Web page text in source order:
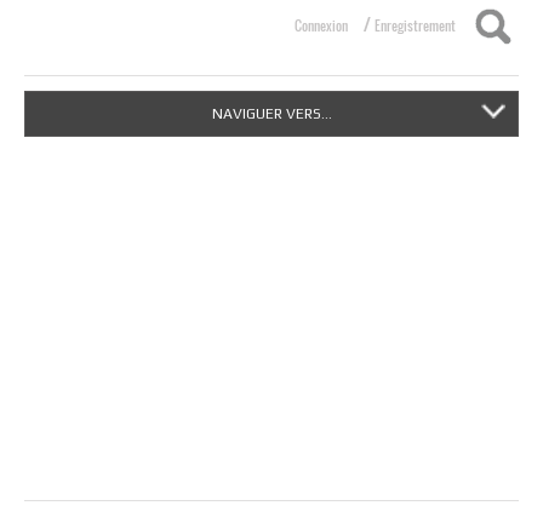
Connexion / Enregistrement
NAVIGUER VERS...